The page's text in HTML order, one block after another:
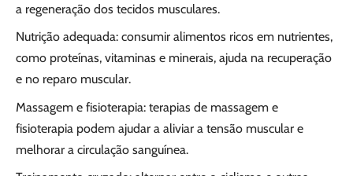
a regeneração dos tecidos musculares.
Nutrição adequada: consumir alimentos ricos em nutrientes,
como proteínas, vitaminas e minerais, ajuda na recuperação
e no reparo muscular.
Massagem e fisioterapia: terapias de massagem e
fisioterapia podem ajudar a aliviar a tensão muscular e
melhorar a circulação sanguínea.